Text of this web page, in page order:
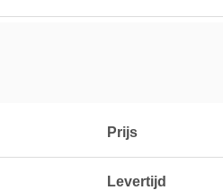
Prijs
Levertijd